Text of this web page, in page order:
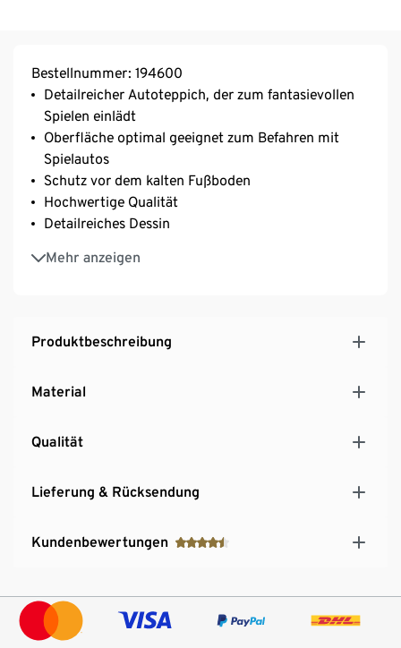
Bestellnummer: 194600
Detailreicher Autoteppich, der zum fantasievollen
Spielen einlädt
Oberfläche optimal geeignet zum Befahren mit
Spielautos
Schutz vor dem kalten Fußboden
Hochwertige Qualität
Detailreiches Dessin
Mehr anzeigen
Pflegeleicht, strapazierfähig und langlebig
Produktbeschreibung
Material
Qualität
Lieferung & Rücksendung
Kundenbewertungen